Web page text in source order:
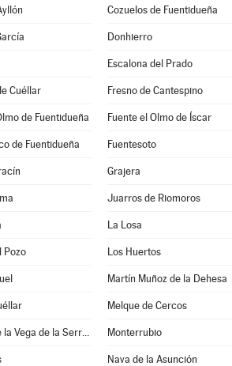
Cozuelos de Fuentidueña
Donhierro
Escalona del Prado
Cuéllar Fresno de Cantespino
de Fuentidueña Fuente el Olmo de Íscar
de Fuentidueña Fuentesoto
Grajera
Juarros de Riomoros
La Losa
Pozo Los Huertos
Martín Muñoz de la Dehesa
Melque de Cercos
Montejo de la Vega de la Serrezuela Monterrubio
Nava de la Asunción